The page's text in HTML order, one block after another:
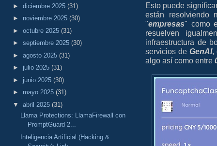
► diciembre 2025 (31)
► noviembre 2025 (30)
► octubre 2025 (31)
► septiembre 2025 (30)
► agosto 2025 (31)
► julio 2025 (31)
► junio 2025 (30)
► mayo 2025 (31)
▼ abril 2025 (31)
Llama Protections: LlamaFirewall con
PromptGuard 2...
Inteligencia Artificial (Hacking &
Esto puede
están resolviendo
"empresas" como
resuelven
infraestructura de
servicios de GenAI,
algo así como entre